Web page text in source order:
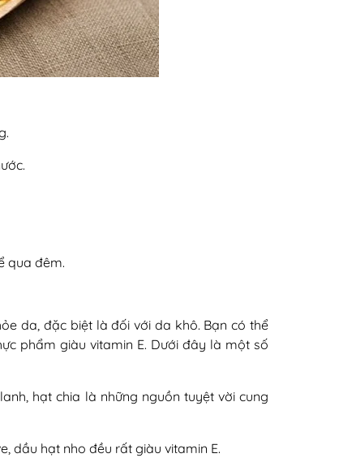
qua đêm.
da, đặc biệt là đối với da khô. Bạn có thể
phẩm giàu vitamin E. Dưới đây là một số
hạt chia là những nguồn tuyệt vời cung
dầu hạt nho đều rất giàu vitamin E.